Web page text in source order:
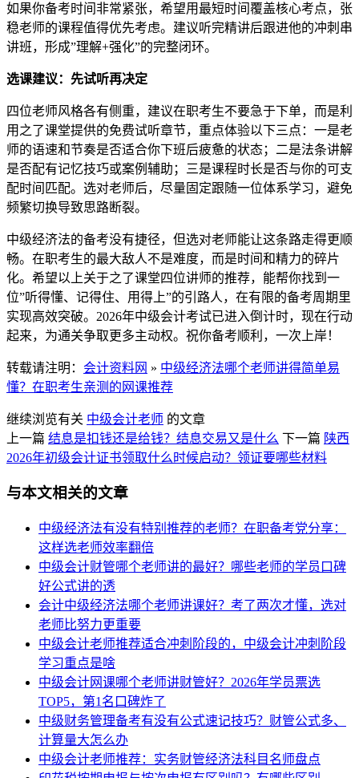
如果你备考时间非常紧张，希望用最短时间覆盖核心考点，张
稳老师的课程值得优先考虑。建议听完精讲后跟进他的冲刺串
讲班，形成”理解+强化”的完整闭环。
选课建议：先试听再决定
四位老师风格各有侧重，建议在职考生不要急于下单，而是利
用之了课堂提供的免费试听章节，重点体验以下三点：一是老
师的语速和节奏是否适合你下班后疲惫的状态；二是法条讲解
是否配有记忆技巧或案例辅助；三是课程时长是否与你的可支
配时间匹配。选对老师后，尽量固定跟随一位体系学习，避免
频繁切换导致思路断裂。
中级经济法的备考没有捷径，但选对老师能让这条路走得更顺
畅。在职考生的最大敌人不是难度，而是时间和精力的碎片
化。希望以上关于之了课堂四位讲师的推荐，能帮你找到一
位”听得懂、记得住、用得上”的引路人，在有限的备考周期里
实现高效突破。2026年中级会计考试已进入倒计时，现在行动
起来，为通关争取更多主动权。祝你备考顺利，一次上岸！
转载请注明： 会计资料网 » 中级经济法哪个老师讲得简单易
懂？在职考生亲测的网课推荐
继续浏览有关 中级会计老师 的文章
上一篇 结息是扣钱还是给钱？结息交易又是什么 下一篇 陕西
2026年初级会计证书领取什么时候启动？领证要哪些材料
与本文相关的文章
中级经济法有没有特别推荐的老师？在职备考党分享：
这样选老师效率翻倍
中级会计财管哪个老师讲的最好？哪些老师的学员口碑
好公式讲的透
会计中级经济法哪个老师讲课好？考了两次才懂，选对
老师比努力更重要
中级会计老师推荐适合冲刺阶段的，中级会计冲刺阶段
学习重点是啥
中级会计网课哪个老师讲财管好？2026年学员票选
TOP5，第1名口碑炸了
中级财务管理备考有没有公式速记技巧？财管公式多、
计算量大怎么办
中级会计老师推荐：实务财管经济法科目名师盘点